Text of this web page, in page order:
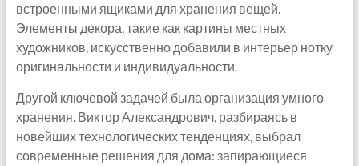
встроенными ящиками для хранения вещей.
Элементы декора, такие как картины местных
художников, искусственно добавили в интерьер нотку
оригинальности и индивидуальности.
Другой ключевой задачей была организация умного
хранения. Виктор Александрович, разбираясь в
новейших технологических тенденциях, выбрал
современные решения для дома: запирающиеся